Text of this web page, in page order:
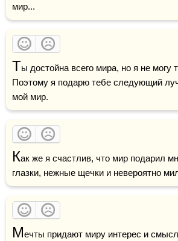
мир...
Ты достойна всего мира, но я не могу
Поэтому я подарю тебе следующий
мой мир.
Как же я счастлив, что мир подарил
глазки, нежные щечки и невероятно
Мечты придают миру интерес и